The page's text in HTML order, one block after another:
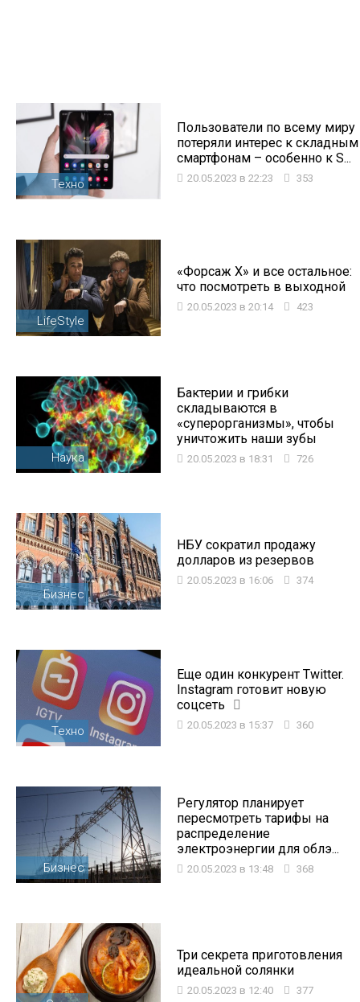
Техно
Пользователи по всему миру
потеряли интерес к складным
смартфонам – особенно к S...
20.05.2023 в 22:23 353
LifeStyle
«Форсаж X» и все остальное:
что посмотреть в выходной
20.05.2023 в 20:14 423
Наука
Бактерии и грибки
складываются в
«суперорганизмы», чтобы
уничтожить наши зубы
20.05.2023 в 18:31 726
Бизнес
НБУ сократил продажу
долларов из резервов
20.05.2023 в 16:06 374
Техно
Еще один конкурент Twitter.
Instagram готовит новую
соцсеть
20.05.2023 в 15:37 360
Бизнес
Регулятор планирует
пересмотреть тарифы на
распределение
электроэнергии для облэ...
20.05.2023 в 13:48 368
Три секрета приготовления
идеальной солянки
20.05.2023 в 12:40 377